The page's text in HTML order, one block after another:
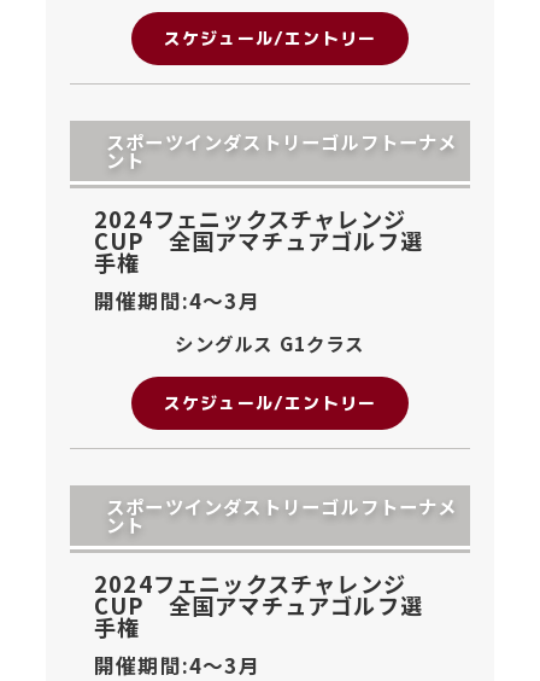
スケジュール/エントリー
スポーツインダストリーゴルフトーナメ
ント
2024フェニックスチャレンジ
CUP 全国アマチュアゴルフ選
手権
開催期間:4〜3月
シングルス G1クラス
スケジュール/エントリー
スポーツインダストリーゴルフトーナメ
ント
2024フェニックスチャレンジ
CUP 全国アマチュアゴルフ選
手権
開催期間:4〜3月